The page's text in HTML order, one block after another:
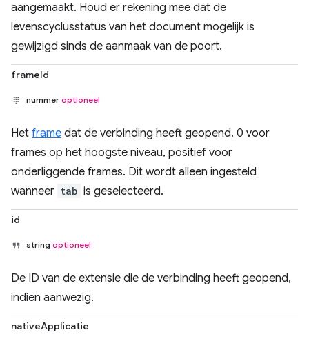
aangemaakt. Houd er rekening mee dat de
levenscyclusstatus van het document mogelijk is
gewijzigd sinds de aanmaak van de poort.
frameId
nummer optioneel
Het frame dat de verbinding heeft geopend. 0 voor
frames op het hoogste niveau, positief voor
onderliggende frames. Dit wordt alleen ingesteld
wanneer tab is geselecteerd.
id
string optioneel
De ID van de extensie die de verbinding heeft geopend,
indien aanwezig.
nativeApplicatie